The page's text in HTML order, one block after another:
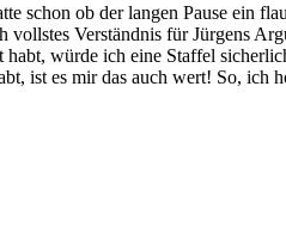
ob der langen Pause ein
Verständnis für Jürgens
würde ich eine Staffel
ist es mir das auch wert! So, ich